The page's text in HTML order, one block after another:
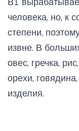
человека, но, к
степени,
извне. В
овес, гречка,
орехи,
изделия.